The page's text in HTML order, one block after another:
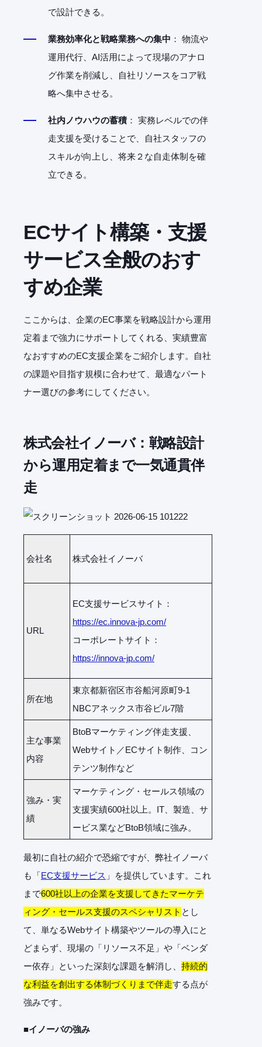
で設計できる。
業務効率化と戦略業務への集中 ： 物流や
運用代行、AI活用によって現場のアナロ
グ作業を削減し、自社リソースをコア戦
略へ集中させる。
社内ノウハウの蓄積： 実務レベルでの伴
走支援を受けることで、自社スタッフの
スキルが向上し、将来２な自走体制を確
立できる。
ECサイト構築・支援
サービス全般のおす
すめ企業
ここからは、企業のEC事業を戦略設計から運用
定着まで強力にサポートしてくれる、実績豊富
なおすすめのEC支援企業をご紹介します。自社
の課題や目指す規模に合わせて、最適なパート
ナー選びの参考にしてください。
株式会社イノーバ：戦略設計
から運用定着まで一気通貫伴
走
会社名 株式会社イノーバ
URL
EC支援サービスサイト：
https://ec.innova-jp.com/
コーポレートサイト：
https://innova-jp.com/
所在地
東京都新宿区市谷船河原町9-1
NBCアネックス市谷ビル7階
主な事業
内容
BtoBマーケティング伴走支援、
Webサイト／ECサイト制作、コン
テンツ制作など
強み・実
績
マーケティング・セールス領域の
支援実績600社以上。IT、製造、サ
ービス業などBtoB領域に強み。
最初に自社の紹介で恐縮ですが、弊社イノーバ
も「EC支援サービス 」を提供しています。これ
まで600社以上の企業を支援してきたマーケテ
ィング・セールス支援のスペシャリスト とし
て、単なるWebサイト構築やツールの導入にと
どまらず、現場の「リソース不足」や「ベンダ
ー依存」といった深刻な課題を解消し、 持続的
な利益を創出する体制づくりまで伴走する点が
強みです。
■イノーバの強み